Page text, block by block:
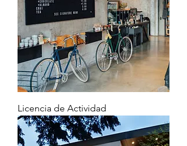
Licencia de Actividad